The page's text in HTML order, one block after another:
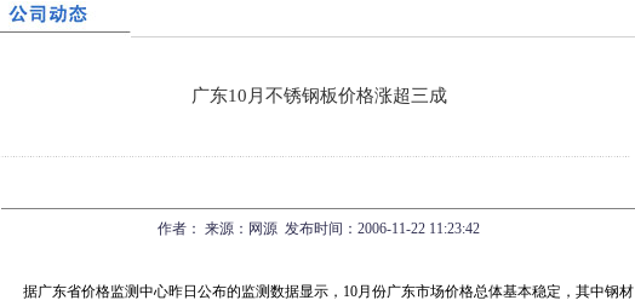
广东10月不锈钢板价格涨超三成
作者： 来源：网源 发布时间：2006-11-22 11:23:42
据广东省价格监测中心昨日公布的监测数据显示，10月份广东市场价格总体基本稳定，其中钢材